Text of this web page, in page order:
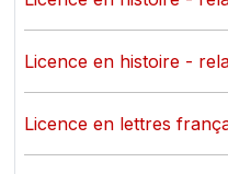
Licence en histoire -
Licence en lettres